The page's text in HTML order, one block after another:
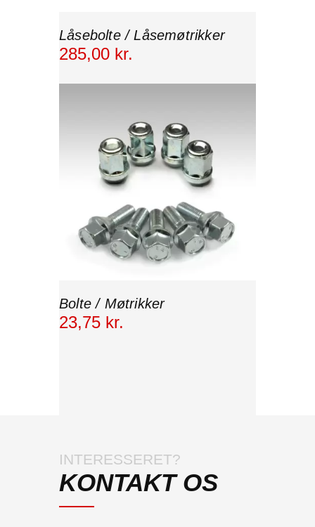
Låsebolte / Låsemøtrikker
285,00 kr.
Bolte / Møtrikker
23,75 kr.
INTERESSERET?
KONTAKT OS